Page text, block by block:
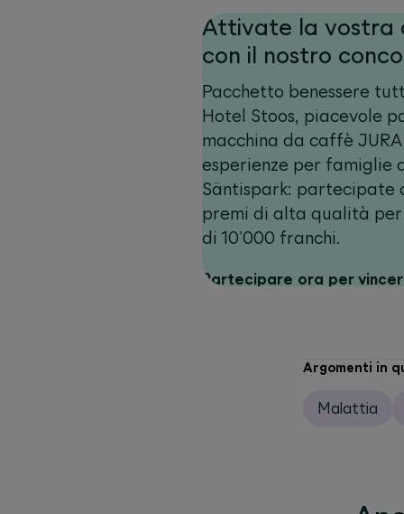
Attivate la vostra
con il nostro
Pacchetto benessere
Hotel Stoos, piacevole
macchina da caffè
esperienze per famiglie
Säntispark: partecipate
premi di alta qualità per
di 10'000 franchi.
Partecipare ora per
Argomenti in
Malattia